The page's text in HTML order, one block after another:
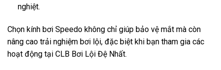
nghiệt.
Chọn kính bơi Speedo không chỉ giúp bảo vệ mắt mà còn
nâng cao trải nghiệm bơi lội, đặc biệt khi bạn tham gia các
hoạt động tại CLB Bơi Lội Đệ Nhất.